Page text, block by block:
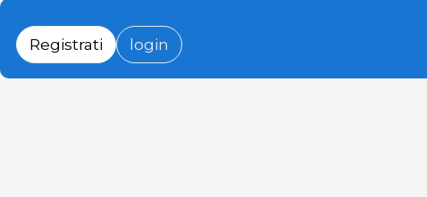
Registrati login